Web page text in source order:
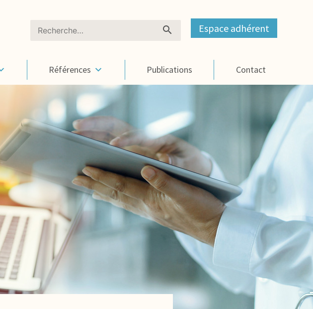
Rechercher : Espace adhérent
Références Publications Contact